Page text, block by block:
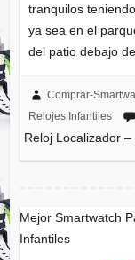
tranquilos
ya sea en el
del patio debajo
Comprar-
Relojes Infantiles
Reloj Localizador
Mejor Smartwatch
Infantiles